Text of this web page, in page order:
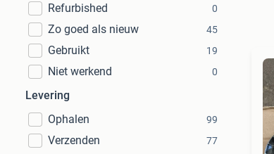
Refurbished 0
Zo goed als nieuw 45
Gebruikt 19
Niet werkend 0
Levering
Ophalen
99
Verzenden 77